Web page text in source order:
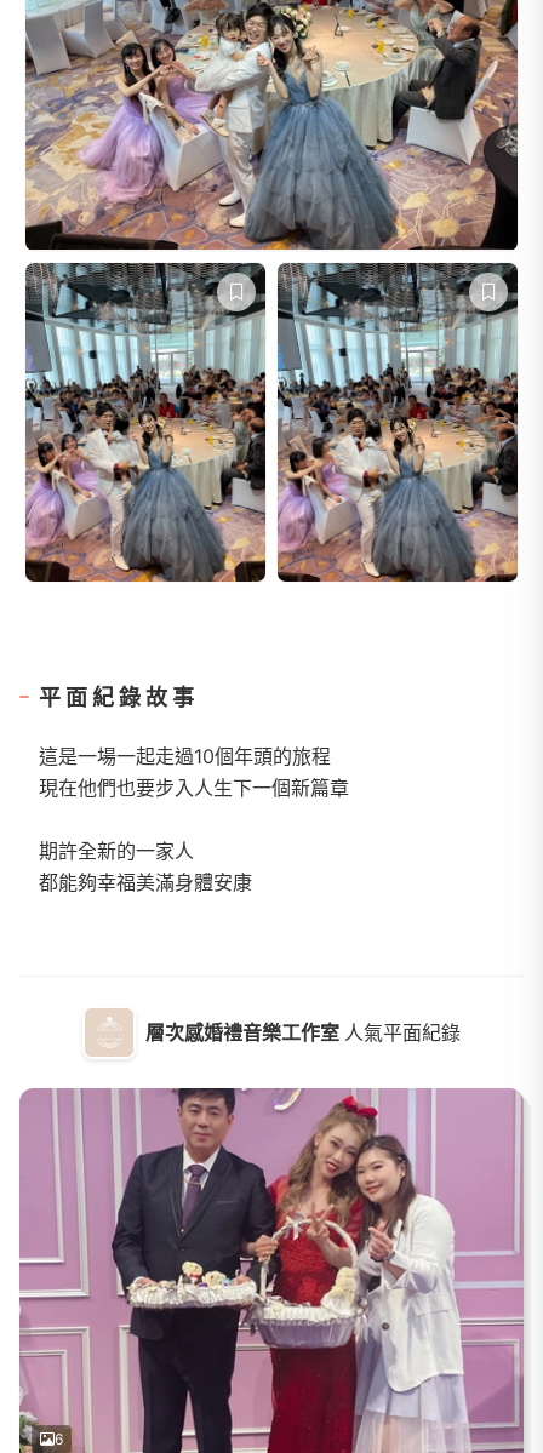
平面紀錄故事
這是一場一起走過10個年頭的旅程
現在他們也要步入人生下一個新篇章
期許全新的一家人
都能夠幸福美滿身體安康
層次感婚禮音樂工作室 人氣平面紀錄
6